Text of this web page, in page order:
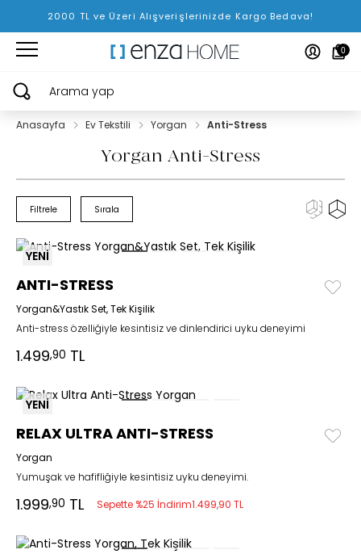
2000 TL ve Üzeri Alışverişlerinizde Kargo Bedava!
0
Arama yap
Anasayfa Ev Tekstili Yorgan Anti-Stress
Yorgan Anti-Stress
Filtrele Sırala
YENİ
ANTI-STRESS
Yorgan&Yastık Set, Tek Kişilik
Anti-stress özelliğiyle kesintisiz ve dinlendirici uyku deneyimi
1.499,90 TL
YENİ
RELAX ULTRA ANTI-STRESS
Yorgan
Yumuşak ve hafifliğiyle kesintisiz uyku deneyimi.
1.999,90 TL Sepette %25 İndirim1.499,90 TL